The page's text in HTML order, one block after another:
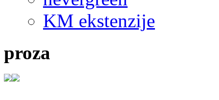
KM ekstenzije
proza